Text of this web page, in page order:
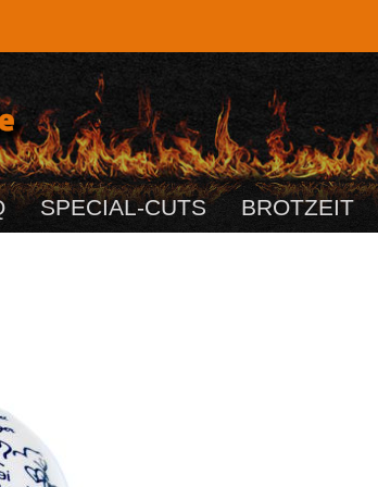
SPECIAL-CUTS BROTZEIT